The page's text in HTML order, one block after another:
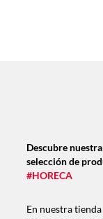
Descubre
selección de
#HORECA
En nuestra